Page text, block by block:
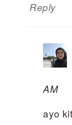
Reply
AM
ayo